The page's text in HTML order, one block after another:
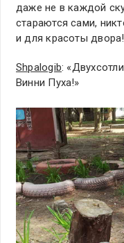
даже не в каждой
стараются сами,
и для красоты
Shpalogib:
Винни Пуха!»